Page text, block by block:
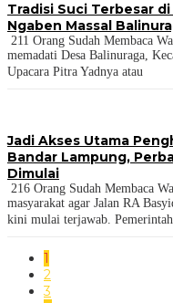
Tradisi Suci Terbesar
Ngaben Massal
211 Orang Sudah Membaca
memadati Desa Balinuraga,
Upacara Pitra Yadnya atau
Jadi Akses Utama
Bandar Lampung,
Dimulai
216 Orang Sudah Membaca
masyarakat agar Jalan RA
kini mulai terjawab. Pemerintah
1
2
3